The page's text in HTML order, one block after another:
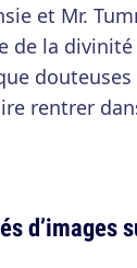
et Mr.
de la
rentrer
d’images